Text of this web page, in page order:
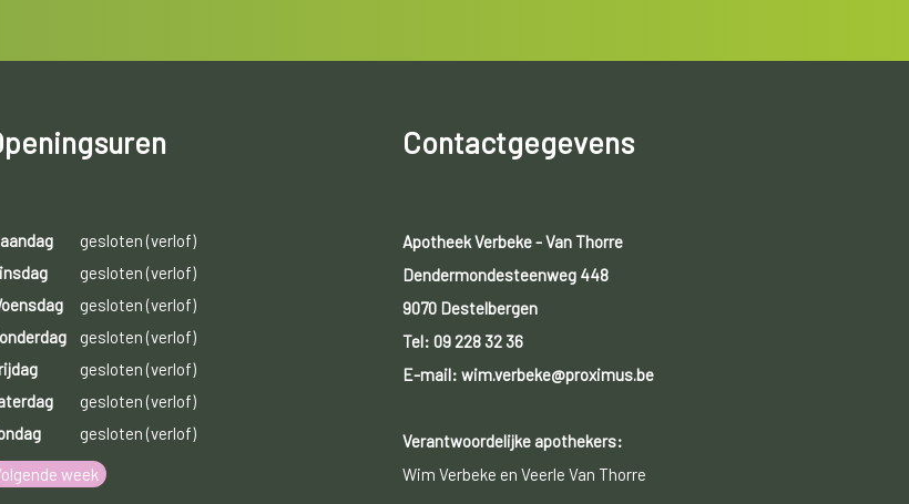
gesloten (verlof)
gesloten (verlof)
gesloten (verlof)
gesloten (verlof)
gesloten (verlof)
gesloten (verlof)
gesloten (verlof)
week
Contactgegevens
Apotheek Verbeke - Van Thorre
Dendermondesteenweg 448
9070 Destelbergen
Tel: 09 228 32 36
E-mail: wim.verbeke@proximus.be
Verantwoordelijke apothekers:
Wim Verbeke en Veerle Van Thorre